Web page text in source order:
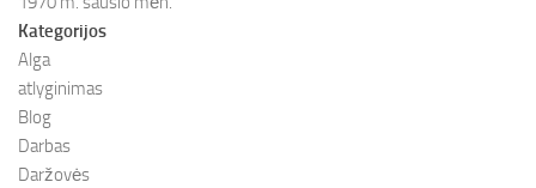
Kategorijos
Alga
atlyginimas
Blog
Darbas
Daržovės